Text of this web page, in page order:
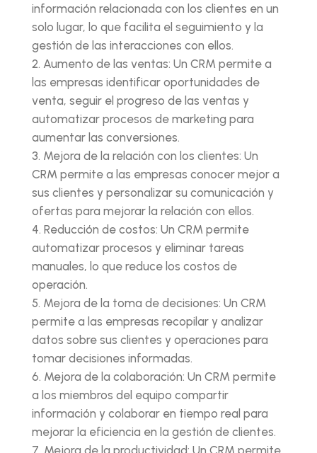
información relacionada con los clientes en un
solo lugar, lo que facilita el seguimiento y la
gestión de las interacciones con ellos.
Aumento de las ventas: Un CRM permite a
las empresas identificar oportunidades de
venta, seguir el progreso de las ventas y
automatizar procesos de marketing para
aumentar las conversiones.
Mejora de la relación con los clientes: Un
CRM permite a las empresas conocer mejor a
sus clientes y personalizar su comunicación y
ofertas para mejorar la relación con ellos.
Reducción de costos: Un CRM permite
automatizar procesos y eliminar tareas
manuales, lo que reduce los costos de
operación.
Mejora de la toma de decisiones: Un CRM
permite a las empresas recopilar y analizar
datos sobre sus clientes y operaciones para
tomar decisiones informadas.
Mejora de la colaboración: Un CRM permite
a los miembros del equipo compartir
información y colaborar en tiempo real para
mejorar la eficiencia en la gestión de clientes.
Mejora de la productividad: Un CRM permite